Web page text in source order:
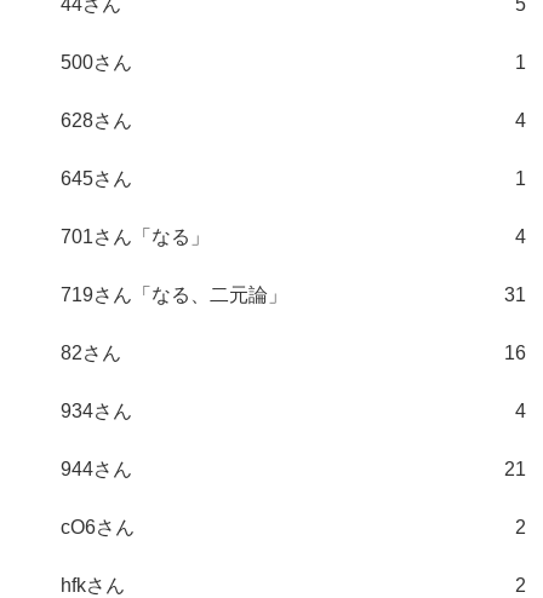
44さん 5
500さん 1
628さん 4
645さん 1
701さん「なる」 4
719さん「なる、二元論」 31
82さん 16
934さん 4
944さん 21
cO6さん 2
hfkさん 2